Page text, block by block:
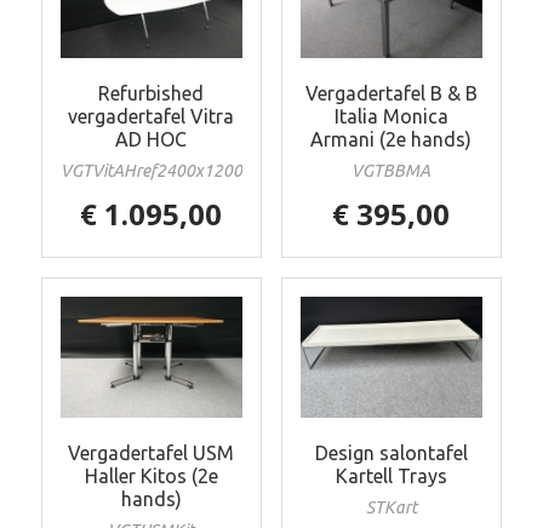
Refurbished
vergadertafel Vitra
AD HOC
VGTVitAHref2400x1200w
€ 1.095,00
Vergadertafel B & B
Italia Monica
Armani (2e hands)
VGTBBMA
€ 395,00
Vergadertafel USM
Haller Kitos (2e
hands)
Design salontafel
Kartell Trays
STKart